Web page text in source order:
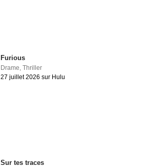
Furious
Drame,Thriller
27 juillet 2026 sur Hulu
Sur tes traces